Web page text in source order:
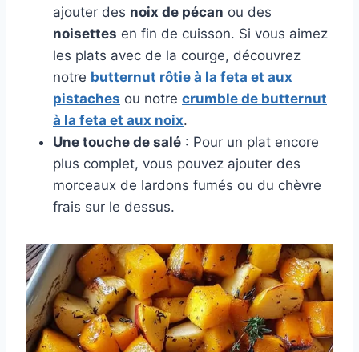
ajouter des noix de pécan ou des
noisettes en fin de cuisson. Si vous aimez
les plats avec de la courge, découvrez
notre butternut rôtie à la feta et aux
pistaches ou notre crumble de butternut
à la feta et aux noix.
Une touche de salé : Pour un plat encore
plus complet, vous pouvez ajouter des
morceaux de lardons fumés ou du chèvre
frais sur le dessus.